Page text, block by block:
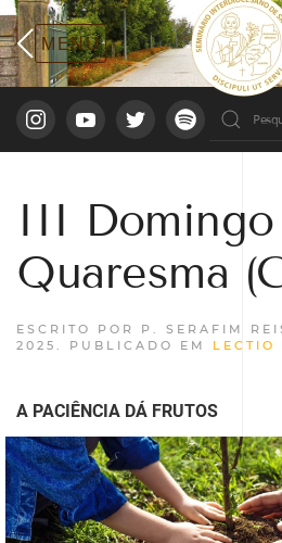
III Domingo
Quaresma
ESCRITO POR P. SERAFIM
2025 . PUBLICADO EM LECTIO
A PACIÊNCIA DÁ FRUTOS